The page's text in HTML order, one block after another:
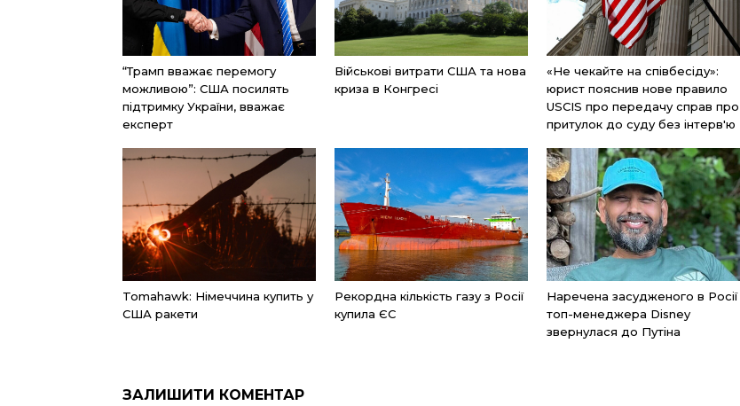
“Трамп вважає перемогу
можливою”: США посилять
підтримку України, вважає
експерт
Військові витрати США та нова
криза в Конгресі
«Не чекайте на співбесіду»:
юрист пояснив нове правило
USCIS про передачу справ про
притулок до суду без інтерв'ю
Tomahawk: Німеччина купить у
США ракети
Рекордна кількість газу з Росії
купила ЄС
Наречена засудженого в Росії
топ-менеджера Disney
звернулася до Путіна
ЗАЛИШИТИ КОМЕНТАР